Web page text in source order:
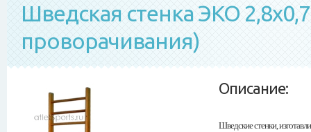
Шведская стенка ЭКО
проворачивания)
Описание:
Шведские стенки,